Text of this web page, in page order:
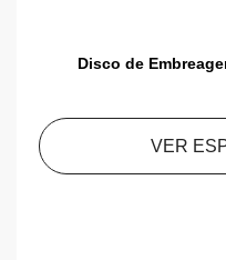
Disco de
VER